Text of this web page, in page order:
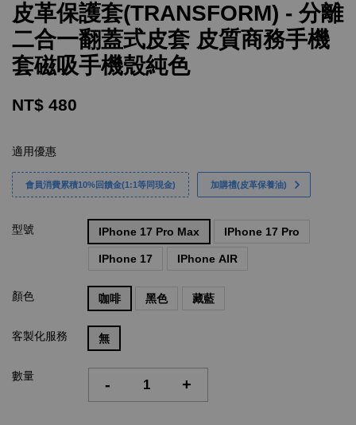
皮革保護套(TRANSFORM) - 分離
二合一翻蓋式皮套 皮質商務手機
套磁吸手機殼純色
NT$ 480
適用優惠
會員消費累積10%回饋金(1:1等同現金) 加購禮(皮革保養油)
型號 IPhone 17 Pro Max IPhone 17 Pro
IPhone 17 IPhone AIR
顏色 咖啡 黑色 藏藍
客製化服務 無
數量 - +